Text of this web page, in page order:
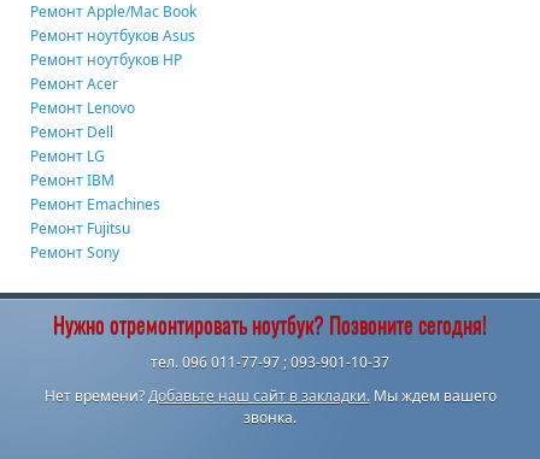
Ремонт Apple/Mac Book
Ремонт ноутбуков Asus
Ремонт ноутбуков HP
Ремонт Acer
Ремонт Lenovo
Ремонт Dell
Ремонт LG
Ремонт IBM
Ремонт Emachines
Ремонт Fujitsu
Ремонт Sony
Нужно отремонтировать ноутбук? Позвоните сегодня!
тел. 096 011-77-97 ; 093-901-10-37
Нет времени?Добавьте наш сайт в закладки.Мы ждем вашего
звонка.